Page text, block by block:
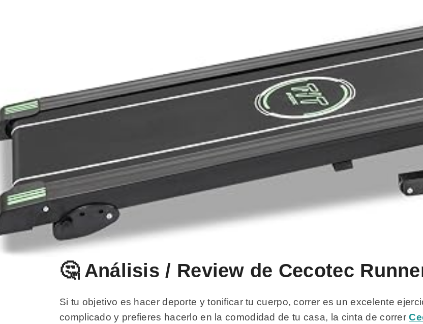
🤔 Análisis / Review de Cecotec
Si tu objetivo es hacer deporte y tonificar tu cuerpo, correr es un excelente
complicado y prefieres hacerlo en la comodidad de tu casa, la cinta de correr